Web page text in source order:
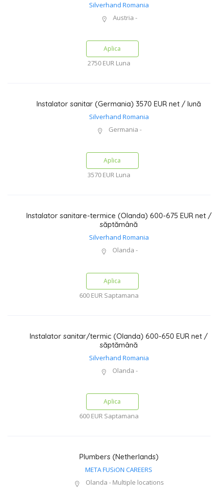
Silverhand Romania
Austria -
Aplica
2750 EUR Luna
Instalator sanitar (Germania) 3570 EUR net / lună
Silverhand Romania
Germania -
Aplica
3570 EUR Luna
Instalator sanitare-termice (Olanda) 600-675 EUR net /
săptămână
Silverhand Romania
Olanda -
Aplica
600 EUR Saptamana
Instalator sanitar/termic (Olanda) 600-650 EUR net /
săptămână
Silverhand Romania
Olanda -
Aplica
600 EUR Saptamana
Plumbers (Netherlands)
META FUSiON CAREERS
Olanda - Multiple locations